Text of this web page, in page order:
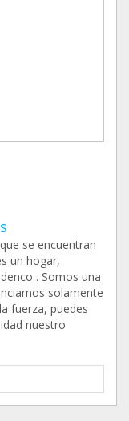
se encuentran
un hogar,
. Somos una
solamente
fuerza, puedes
nuestro